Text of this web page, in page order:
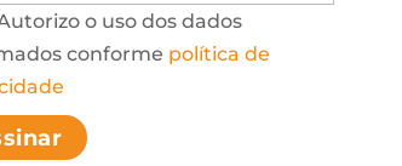
o uso dos dados
conforme política de
Please leave this field empty.